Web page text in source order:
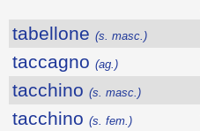
tabellone (s. masc.)
taccagno (ag.)
tacchino (s. masc.)
tacchino (s. fem.)